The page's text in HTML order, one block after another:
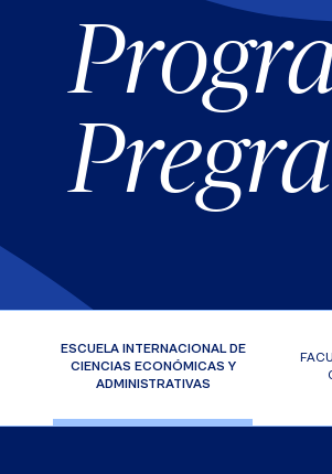
ESCUELA INTERNACIONAL DE
CIENCIAS ECONÓMICAS Y
ADMINISTRATIVAS